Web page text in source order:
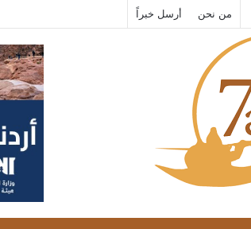
من نحن أرسل خبراً